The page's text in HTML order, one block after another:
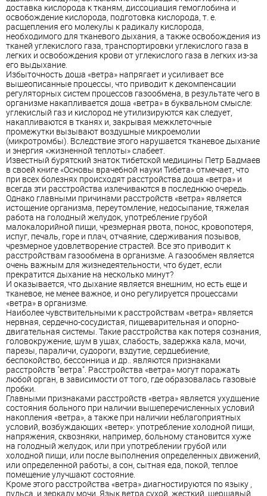
доставка кислорода к тканям, диссоциация гемоглобина и
освобождение кислорода, подготовка кислорода, т. е.
расщепления его молекулы к радикалу кислорода,
необходимого для тканевого дыхания, а также освобождения из
тканей углекислого газа, транспортировки углекислого газа в
легких и освобождения крови от углекислого газа в легких из-за
его выдыхание.
Избыточность доша «ветра» напрягает и усиливает все
вышеописанные процессы, что приводит к декомпенсации
регуляторных систем процессов газообмена, в результате чего в
организме накапливается доша «ветра» в буквальном смысле:
углекислый газ и кислород не утилизируются как следует,
накапливаются в тканях и, закрывая межклеточные
промежутки вызывают воздушные микроемолии
(микротромбы). Вследствие этого нарушается тканевое дыхание
и энергия «жизненной теплоты» слабеет.
Известный бурятский знаток тибетской медицины Петр Бадмаев
в своей книге «Основы врачебной науки Тибета» отмечает, что
при всех болезнях происходят расстройства доша «ветра» и
всегда эти расстройства излечиваются в последнюю очередь.
Однако главными причинами расстройств «ветра» является
истощение организма, переутомление, недосыпание, тяжелая
работа на голодный желудок, употребление грубой
малокалорийной пищи, чрезмерная рвота, понос, кровопотеря,
испуг, печаль, горе и плач, отчаяние, сдерживания позывов,
чрезмерное удовлетворение страстей. Все это приводит к
расстройствам газообмена в организме. А газообмен является
очень важным для жизнедеятельности, что будет, если
прекратится дыхание на несколько минут?
И оказывается, что дыхание является внешним, но есть еще и
тканевое, не менее важное, и оно регулируется процессами
«ветра» в организме.
Наиболее чувствительными к расстройствам «ветра» является
нервная, сердечно-сосудистая, пищеварительная и опорно-
двигательная системы. Такие расстройства как потеря сознания,
головокружение, шум в ушах, слабость, задержка кала, мочи,
парезы, параличи, судороги, вздутие, сердцебиение,
беспокойство, бессонница и др.. являются признаками
расстройств "ветра". Расстройства «ветра» могут поражать
любой орган, в зависимости от того, где образовалась газовые
пробки.
Главными признаками расстройств «ветра» является ухудшение
состояния больного при наличии вышеперечисленных условий
накопления «ветра», а также при наличии неблагоприятных
условий, возбуждающих «ветер»: употребление холодной пищи,
напряжения, сквозняки, например, больному становится хуже
на голодный желудок, или при употреблении грубой или
холодной пищи, или после выполнения определенных движений,
или определенной работы, а сон, сытная еда, покой, теплое
помещение улучшают состояние.
Кроме этого расстройства «ветра» диагностируются по языку ,
пульса, и зеркалу мочи. Язык ветра сухой, жесткий, шершавый,